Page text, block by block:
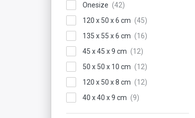
Onesize
120 x 50 x 6 cm
135 x 55 x 6 cm
45 x 45 x 9 cm
50 x 50 x 10 cm
120 x 50 x 8 cm
40 x 40 x 9 cm
58 x 58 x 11 cm